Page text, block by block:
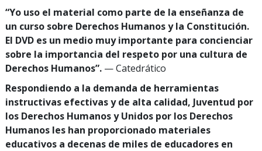
“Yo uso el material como parte de la enseñanza de
un curso sobre Derechos Humanos y la Constitución.
El DVD es un medio muy importante para concienciar
sobre la importancia del respeto por una cultura de
Derechos Humanos”. — Catedrático
Respondiendo a la demanda de herramientas
instructivas efectivas y de alta calidad, Juventud por
los Derechos Humanos y Unidos por los Derechos
Humanos les han proporcionado materiales
educativos a decenas de miles de educadores en